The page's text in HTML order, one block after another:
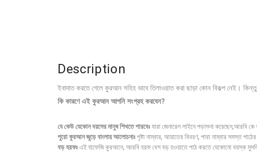
Description
ইবাদাত করতে গেলে কুরআন সহিহ ভাবে তিলাওয়াত করা ছাড়া কোন বিকল্প নেই।
কি কারণেএইকুরআনআপনিসংগ্রহ করবেন? ​
যেকেউযেকোনবয়সেরমানুষশিখতেপারবেঃযারা জেনারেল লাইনে পড়াশুনা করেছেন,আরবি
পুরো কুরআন জুড়ে বাংলায় আলোচনাঃপৃষ্টা নাম্বার, আয়াতের বিবরণ, পারা নাম্বার সমস্ত
বড় হরফঃএই হাফেজি কুরআনে, আরবি হরফ বেশ বড় হওয়াতে পাঠ করতে যেকোনো বয়স্ক